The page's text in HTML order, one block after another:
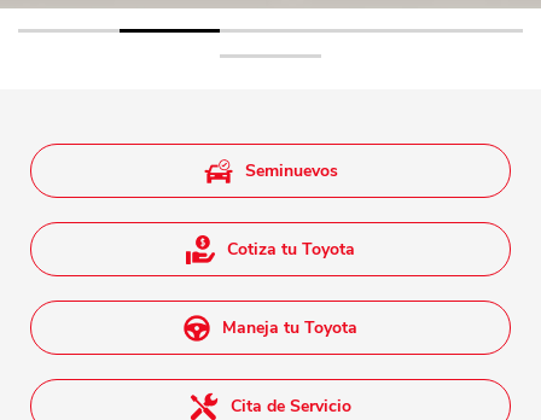
Seminuevos
Cotiza tu Toyota
Maneja tu Toyota
Cita de Servicio